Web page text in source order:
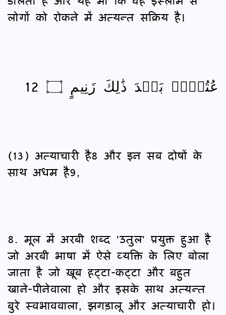
लोगों को रोकने में अत्यन्त सक्रिय है।
عُتُلٍّۭ بَعۡدَ ذَٰلِكَ زَنِيمٍ ۝ 12
(13) अत्याचारी है8 और इन सब दोषों के
साथ अधम है9,
8. मूल में अरबी शब्द 'उतुल' प्रयुक्त हुआ है
जो अरबी भाषा में ऐसे व्यक्ति के लिए बोला
जाता है जो ख़ूब हट्टा-कट्टा और बहुत
खाने-पीनेवाला हो और इसके साथ अत्यन्त
बुरे स्वभाववाला, झगड़ालू और अत्याचारी हो।